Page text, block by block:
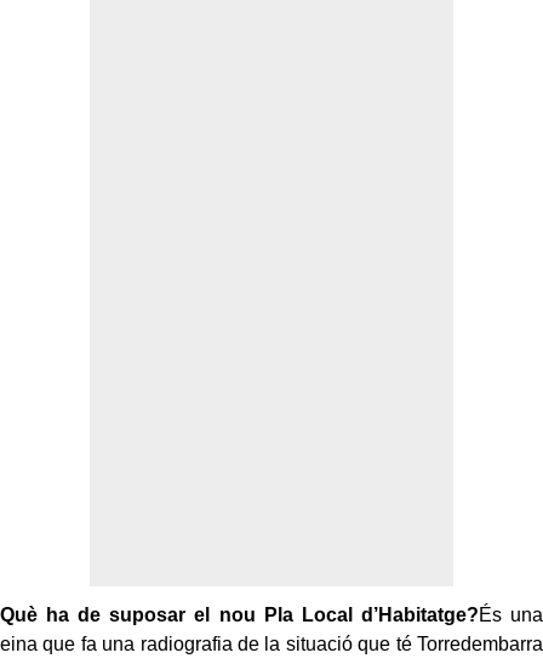
Què ha de suposar el nou Pla Local d’Habitatge?És una
eina que fa una radiografia de la situació que té Torredembarra